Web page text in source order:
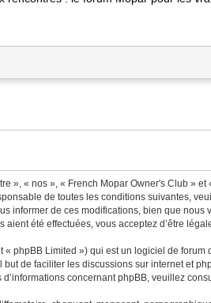
», « nos », « French Mopar Owner's Club »
de toutes les conditions suivantes,
informer de ces modifications, bien que
été effectuées, vous acceptez d’être
phpBB Limited ») qui est un logiciel de forum
de faciliter les discussions sur internet et
concernant phpBB, veuillez